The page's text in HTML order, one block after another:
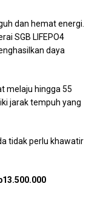
dan hemat energi.
SGB LIFEPO4
daya
melaju hingga 55
jarak tempuh yang
tidak perlu khawatir